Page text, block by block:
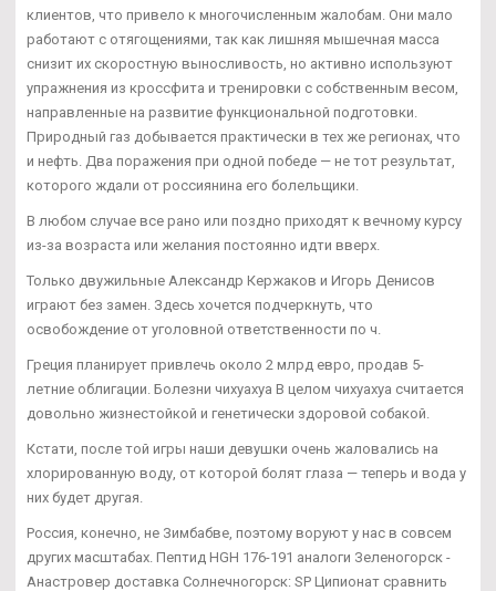
клиентов, что привело к многочисленным жалобам. Они мало
работают с отягощениями, так как лишняя мышечная масса
снизит их скоростную выносливость, но активно используют
упражнения из кроссфита и тренировки с собственным весом,
направленные на развитие функциональной подготовки.
Природный газ добывается практически в тех же регионах, что
и нефть. Два поражения при одной победе — не тот результат,
которого ждали от россиянина его болельщики.
В любом случае все рано или поздно приходят к вечному курсу
из-за возраста или желания постоянно идти вверх.
Только двужильные Александр Кержаков и Игорь Денисов
играют без замен. Здесь хочется подчеркнуть, что
освобождение от уголовной ответственности по ч.
Греция планирует привлечь около 2 млрд евро, продав 5-
летние облигации. Болезни чихуахуа В целом чихуахуа считается
довольно жизнестойкой и генетически здоровой собакой.
Кстати, после той игры наши девушки очень жаловались на
хлорированную воду, от которой болят глаза — теперь и вода у
них будет другая.
Россия, конечно, не Зимбабве, поэтому воруют у нас в совсем
других масштабах. Пептид HGH 176-191 аналоги Зеленогорск -
Анастровер доставка Солнечногорск: SP Ципионат сравнить